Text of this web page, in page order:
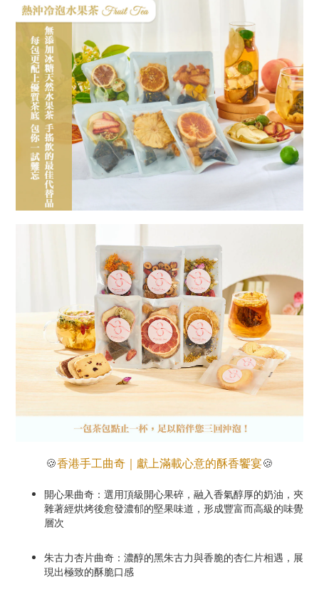
🍪香港手工曲奇｜獻上滿載心意的酥香饗宴🍪
開心果曲奇：選用頂級開心果碎，融入香氣醇厚的奶油，夾
雜著經烘烤後愈發濃郁的堅果味道，形成豐富而高級的味覺
層次
朱古力杏片曲奇：濃醇的黑朱古力與香脆的杏仁片相遇，展
現出極致的酥脆口感